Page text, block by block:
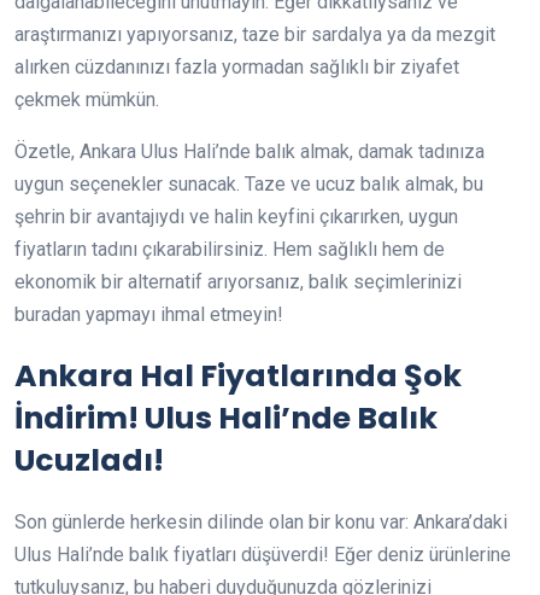
araştırmanızı yapıyorsanız, taze bir sardalya ya da mezgit
alırken cüzdanınızı fazla yormadan sağlıklı bir ziyafet
çekmek mümkün.
Özetle, Ankara Ulus Hali’nde balık almak, damak tadınıza
uygun seçenekler sunacak. Taze ve ucuz balık almak, bu
şehrin bir avantajıydı ve halin keyfini çıkarırken, uygun
fiyatların tadını çıkarabilirsiniz. Hem sağlıklı hem de
ekonomik bir alternatif arıyorsanız, balık seçimlerinizi
buradan yapmayı ihmal etmeyin!
Ankara Hal Fiyatlarında Şok
İndirim! Ulus Hali’nde Balık
Ucuzladı!
Son günlerde herkesin dilinde olan bir konu var: Ankara’daki
Ulus Hali’nde balık fiyatları düşüverdi! Eğer deniz ürünlerine
tutkuluysanız, bu haberi duyduğunuzda gözlerinizi